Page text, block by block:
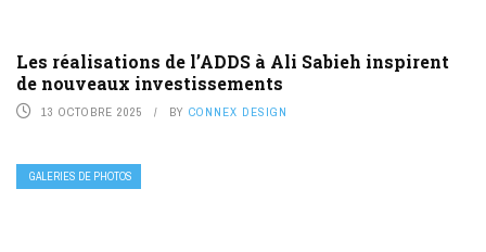
Les réalisations de l’ADDS à Ali Sabieh inspirent
de nouveaux investissements
13 OCTOBRE 2025 BY CONNEX DESIGN
GALERIES DE PHOTOS